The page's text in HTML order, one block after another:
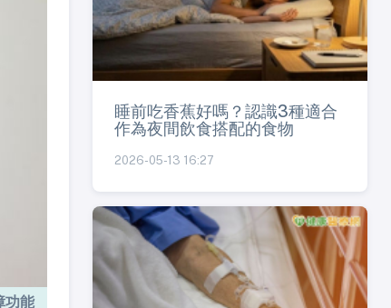
功能
睡前吃香蕉好嗎？認識3種適合
作為夜間飲食搭配的食物
2026-05-13 16:27